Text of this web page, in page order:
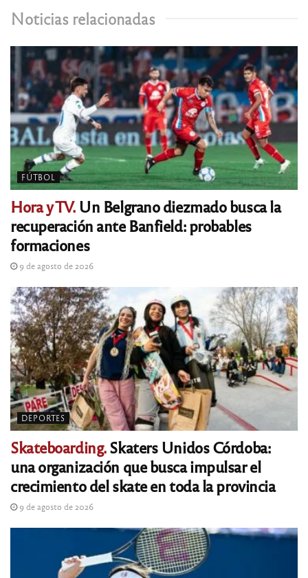
Noticias relacionadas
FÚTBOL
Hora y TV.Un Belgrano diezmado busca la
recuperación ante Banfield: probables
formaciones
9 de agosto de 2026
DEPORTES
Skateboarding.Skaters Unidos Córdoba:
una organización que busca impulsar el
crecimiento del skate en toda la provincia
9 de agosto de 2026